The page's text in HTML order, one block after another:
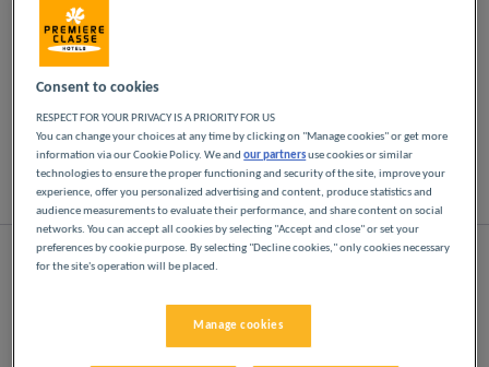
Lassen Sie sich in unseren Première Classe-Hotels
in Nancy verwöhnen. Kommen Sie vom ersten
Moment an in den Genuss der Première Classe-
Erfahrung: erschwingliche, freundliche und
was Sie für eine erholsame Übernachtung zu
einem günstigen Preis brauchen.
Liste Karte
Consent to cookies
RESPECT FOR YOUR PRIVACY IS A PRIORITY FOR US
You can change your choices at any time by clicking on "Manage cookies" or get more
information via our Cookie Policy. We andour partnersuse cookies or similar
technologies to ensure the proper functioning and security of the site, improve your
experience, offer you personalized advertising and content, produce statistics and
audience measurements to evaluate their performance, and share content on social
networks. You can accept all cookies by selecting "Accept and close" or set your
preferences by cookie purpose. By selecting "Decline cookies," only cookies necessary
for the site's operation will be placed.
Manage cookies